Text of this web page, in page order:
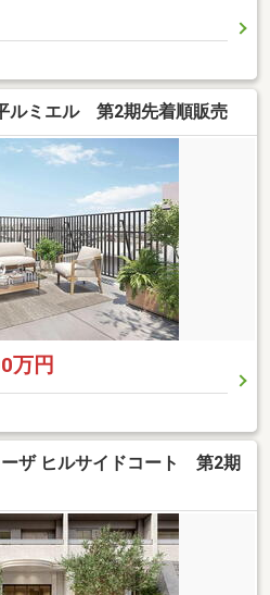
ルミエル 第2期先着順販売
万円
ザ ヒルサイドコート 第2期